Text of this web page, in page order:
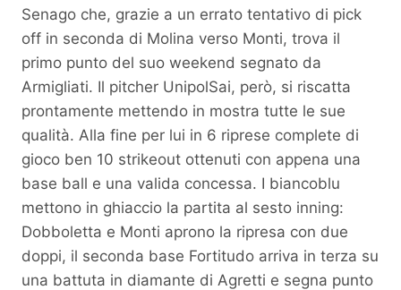
Senago che, grazie a un errato tentativo di pick
off in seconda di Molina verso Monti, trova il
primo punto del suo weekend segnato da
Armigliati. Il pitcher UnipolSai, però, si riscatta
prontamente mettendo in mostra tutte le sue
qualità. Alla fine per lui in 6 riprese complete di
gioco ben 10 strikeout ottenuti con appena una
base ball e una valida concessa. I biancoblu
mettono in ghiaccio la partita al sesto inning:
Dobboletta e Monti aprono la ripresa con due
doppi, il seconda base Fortitudo arriva in terza su
una battuta in diamante di Agretti e segna punto